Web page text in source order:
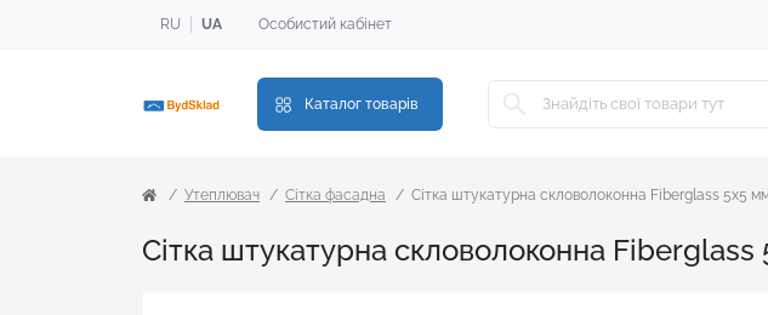
RU UA Особистий кабінет
Каталог товарів
Утеплювач Сітка фасадна Сітка штукатурна скловолоконна Fiberglass 5x5
Сітка штукатурна скловолоконна